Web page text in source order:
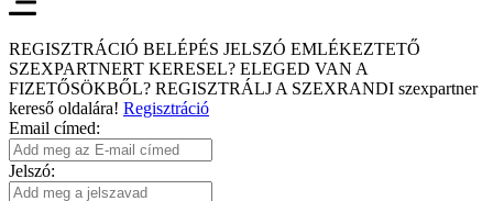
REGISZTRÁCIÓ BELÉPÉS JELSZÓ EMLÉKEZTETŐ
SZEXPARTNERT KERESEL? ELEGED VAN A
FIZETŐSÖKBŐL? REGISZTRÁLJ A SZEXRANDI szexpartner
kereső oldalára! Regisztráció
Email címed:
Jelszó: